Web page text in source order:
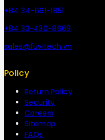
+84 34-661-1851
+84 33-430-8669
sales@fuvitech.vn
Policy
Return Policy
Security
Careers
Sitemap
FAQs